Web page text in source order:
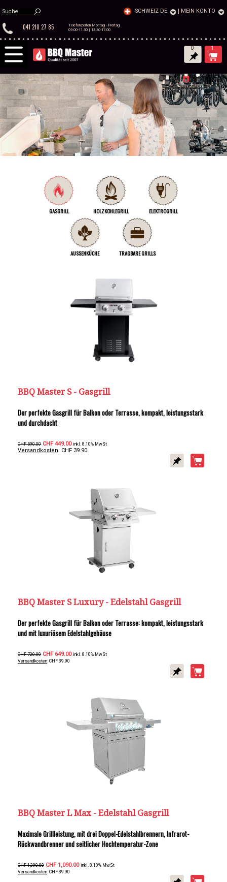
SCHWEIZ DE MEIN KONTO
041 210 27 85
Telefonzeiten Montag - Freitag
09.00-11.30 | 13.30-17.00
0 1
GASGRILL HOLZKOHLEGRILL ELEKTROGRILL
AUSSENKÜCHE TRAGBARE GRILLS
BBQ Master S - Gasgrill
Der perfekte Gasgrill für Balkon oder Terrasse, kompakt, leistungsstark
und durchdacht
CHF 590.00 CHF 449.00 inkl. 8.10% MwSt
Versandkosten: CHF 39.90
BBQ Master S Luxury - Edelstahl Gasgrill
Der perfekte Gasgrill für Balkon oder Terrasse: kompakt, leistungsstark
und mit luxuriösem Edelstahlgehäuse
CHF 720.00 CHF 649.00 inkl. 8.10% MwSt
Versandkosten: CHF 39.90
BBQ Master L Max - Edelstahl Gasgrill
Maximale Grillleistung, mit drei Doppel-Edelstahlbrennern, Infrarot-
Rückwandbrenner und seitlicher Hochtemperatur-Zone
CHF 1,390.00 CHF 1,090.00 inkl. 8.10% MwSt
Versandkosten: CHF 39.90